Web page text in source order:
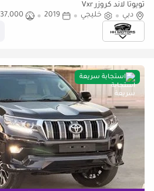
تويوتا لاند كروزر Vxr
دبي
خليجي 2019
37,000 كيلومتر
استجابة سريعة